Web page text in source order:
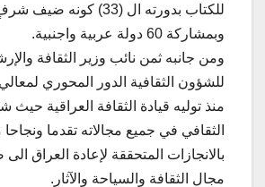
للكتاب بدورته ال (33) كونه
وبمشاركة 60 دولة عربية واجنبية.
ومن جانبه ثمن نائب وزير الثقافة
للشؤون الثقافية الدور المحوري
منذ توليه قيادة الثقافة العراقية حيث
الثقافي في جميع مجالاته تقدما ونجاحا
بالانجازات المتحققة لإعادة العراق
مجال الثقافة والسياحة والآثار.